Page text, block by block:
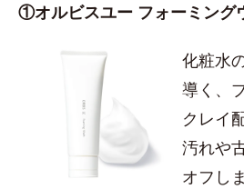
①オルビスユー フォーミング
化粧水
導く、
クレイ
汚れや
オフし